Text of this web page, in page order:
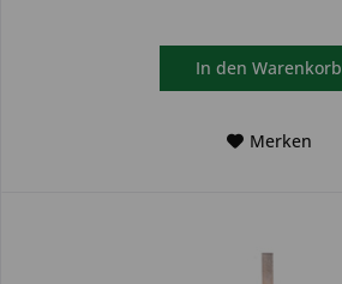
In den Warenkorb
Merken